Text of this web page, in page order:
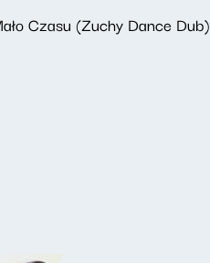
Czasu (Zuchy Dance Dub)